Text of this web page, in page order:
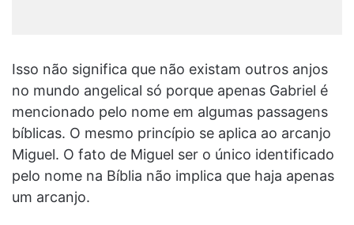
Isso não significa que não existam outros anjos
no mundo angelical só porque apenas Gabriel é
mencionado pelo nome em algumas passagens
bíblicas. O mesmo princípio se aplica ao arcanjo
Miguel. O fato de Miguel ser o único identificado
pelo nome na Bíblia não implica que haja apenas
um arcanjo.